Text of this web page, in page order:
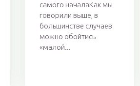
самого началаКак мы
говорили выше, в
большинстве случаев
можно обойтись
«малой...